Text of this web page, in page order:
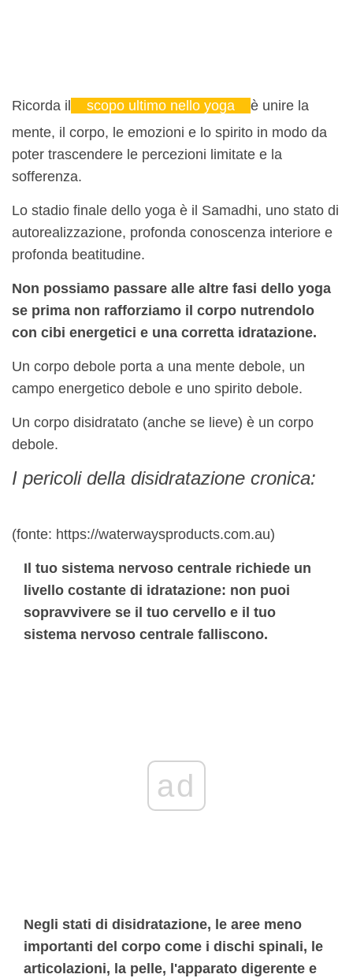
Ricorda il scopo ultimo nello yoga
è unire la
mente, il corpo, le emozioni e lo spirito in modo da
poter trascendere le percezioni limitate e la
sofferenza.
Lo stadio finale dello yoga è il Samadhi, uno stato di
autorealizzazione, profonda conoscenza interiore e
profonda beatitudine.
Non possiamo passare alle altre fasi dello yoga
se prima non rafforziamo il corpo nutrendolo
con cibi energetici e una corretta idratazione.
Un corpo debole porta a una mente debole, un
campo energetico debole e uno spirito debole.
Un corpo disidratato (anche se lieve) è un corpo
debole.
I pericoli della disidratazione cronica:
(fonte: https://waterwaysproducts.com.au)
Il tuo sistema nervoso centrale richiede un
livello costante di idratazione: non puoi
sopravvivere se il tuo cervello e il tuo
sistema nervoso centrale falliscono.
ad
Negli stati di disidratazione, le aree meno
importanti del corpo come i dischi spinali, le
articolazioni, la pelle, l'apparato digerente e